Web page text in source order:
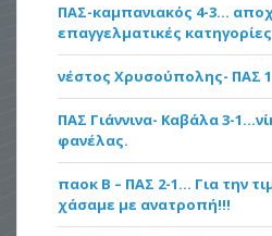
ΠΑΣ-καμπανιακός 4-3…
επαγγελματικές
νέστος Χρυσούπολης- ΠΑΣ
ΠΑΣ Γιάννινα- Καβάλα 3-
φανέλας.
παοκ Β – ΠΑΣ 2-1… Για την
χάσαμε με ανατροπή!!!